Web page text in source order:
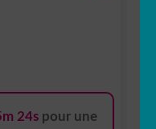
23s pour une